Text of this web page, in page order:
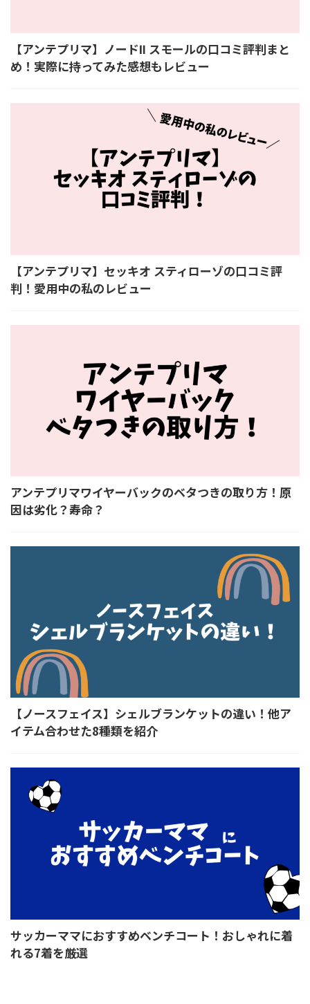
【アンテプリマ】ノードⅡ スモールの口コミ評判まと
め！実際に持ってみた感想もレビュー
【アンテプリマ】セッキオ スティローゾの口コミ評
判！愛用中の私のレビュー
アンテプリマワイヤーバックのベタつきの取り方！原
因は劣化？寿命？
【ノースフェイス】シェルブランケットの違い！他ア
イテム合わせた8種類を紹介
サッカーママにおすすめベンチコート！おしゃれに着
れる7着を厳選